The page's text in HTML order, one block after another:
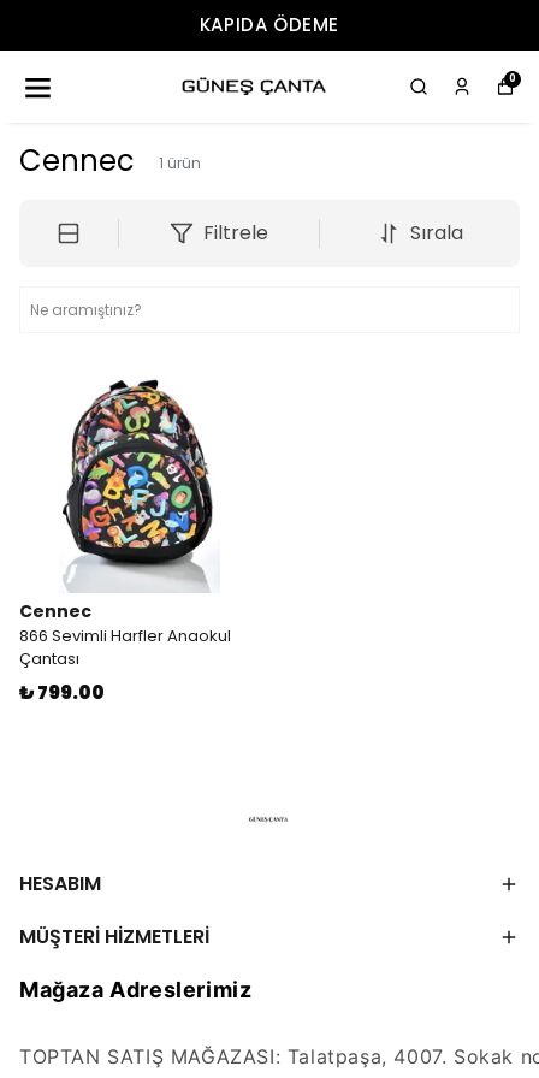
KAPIDA ÖDEME
0
Cennec 1 ürün
Filtrele Sırala
Cennec
866 Sevimli Harfler Anaokul
Çantası
₺ 799.00
HESABIM
MÜŞTERİ HİZMETLERİ
Mağaza Adreslerimiz
TOPTAN SATIŞ MAĞAZASI: Talatpaşa, 4007. Sokak